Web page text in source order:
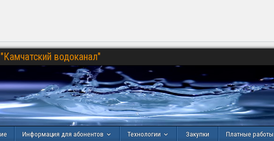
водоканал"
Информация для абонентов Технологии Закупки Платные работы